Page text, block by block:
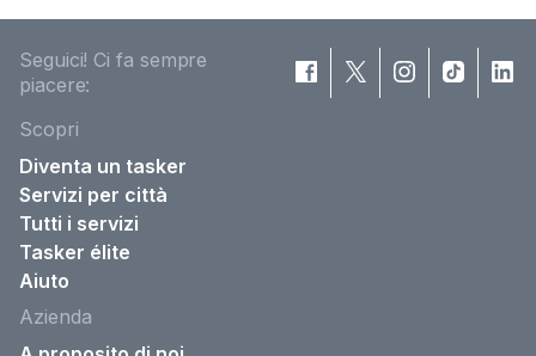
Seguici! Ci fa sempre
piacere:
Scopri
Diventa un tasker
Servizi per città
Tutti i servizi
Tasker élite
Aiuto
Azienda